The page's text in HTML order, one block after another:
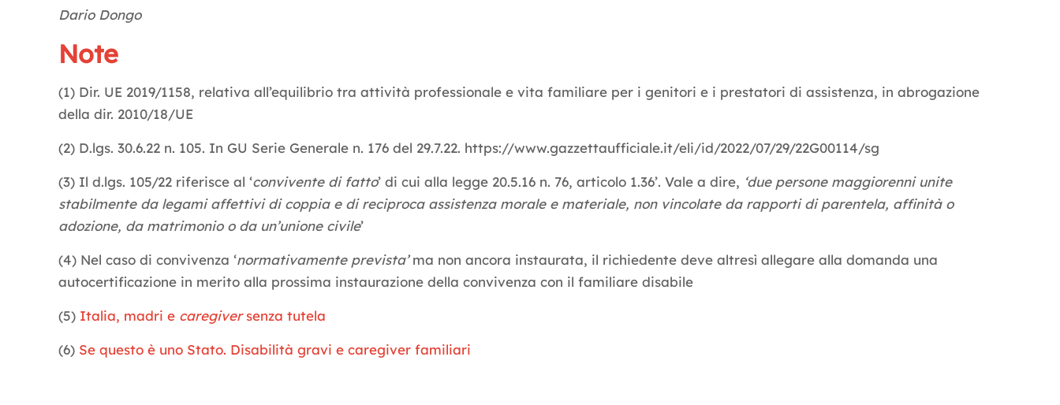
Dario Dongo
Note
(1) Dir. UE 2019/1158, relativa all’equilibrio tra attività professionale e vita familiare per i genitori e i prestatori di assistenza, in abrogazione
della dir. 2010/18/UE
(2) D.lgs. 30.6.22 n. 105. In GU Serie Generale n. 176 del 29.7.22. https://www.gazzettaufficiale.it/eli/id/2022/07/29/22G00114/sg
(3) Il d.lgs. 105/22 riferisce al ‘convivente di fatto’ di cui alla legge 20.5.16 n. 76, articolo 1.36’. Vale a dire, ‘due persone maggiorenni unite
stabilmente da legami affettivi di coppia e di reciproca assistenza morale e materiale, non vincolate da rapporti di parentela, affinità o
adozione, da matrimonio o da un’unione civile’
(4) Nel caso di convivenza ‘normativamente prevista’ma non ancora instaurata, il richiedente deve altresì allegare alla domanda una
autocertificazione in merito alla prossima instaurazione della convivenza con il familiare disabile
(5) Italia, madri e caregiversenza tutela
(6) Se questo è uno Stato. Disabilità gravi e caregiver familiari